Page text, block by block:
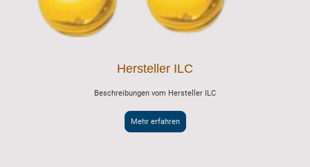
Hersteller ILC
Beschreibungen vom Hersteller ILC
Mehr erfahren